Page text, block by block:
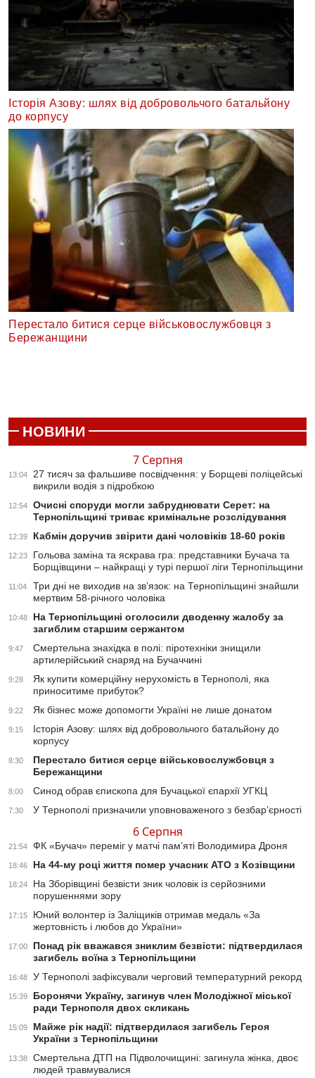
Історія Азову: шлях від добровольчого батальйону
до корпусу
Перестало битися серце військовослужбовця з
Бережанщини
НОВИНИ
7 Серпня
13:04
27 тисяч за фальшиве посвідчення: у Борщеві поліцейські
викрили водія з підробкою
12:54
Очисні споруди могли забруднювати Серет: на
Тернопільщині триває кримінальне розслідування
12:39 Кабмін доручив звірити дані чоловіків 18-60 років
12:23
Гольова заміна та яскрава гра: представники Бучача та
Борщівщини – найкращі у турі першої ліги Тернопільщини
11:04
Три дні не виходив на зв’язок: на Тернопільщині знайшли
мертвим 58-річного чоловіка
10:48
На Тернопільщині оголосили дводенну жалобу за
загиблим старшим сержантом
9:47
Смертельна знахідка в полі: піротехніки знищили
артилерійський снаряд на Бучаччині
9:28
Як купити комерційну нерухомість в Тернополі, яка
приноситиме прибуток?
9:22 Як бізнес може допомогти Україні не лише донатом
9:15
Історія Азову: шлях від добровольчого батальйону до
корпусу
8:30
Перестало битися серце військовослужбовця з
Бережанщини
8:00 Синод обрав єпископа для Бучацької єпархії УГКЦ
7:30 У Тернополі призначили уповноваженого з безбар’єрності
6 Серпня
21:54 ФК «Бучач» переміг у матчі пам’яті Володимира Дроня
18:46 На 44-му році життя помер учасник АТО з Козівщини
18:24
На Зборівщині безвісти зник чоловік із серйозними
порушеннями зору
17:15
Юний волонтер із Заліщиків отримав медаль «За
жертовність і любов до України»
17:00
Понад рік вважався зниклим безвісти: підтвердилася
загибель воїна з Тернопільщини
16:48 У Тернополі зафіксували черговий температурний рекорд
15:39
Боронячи Україну, загинув член Молодіжної міської
ради Тернополя двох скликань
15:09
Майже рік надії: підтвердилася загибель Героя
України з Тернопільщини
13:38
Смертельна ДТП на Підволочищині: загинула жінка, двоє
людей травмувалися